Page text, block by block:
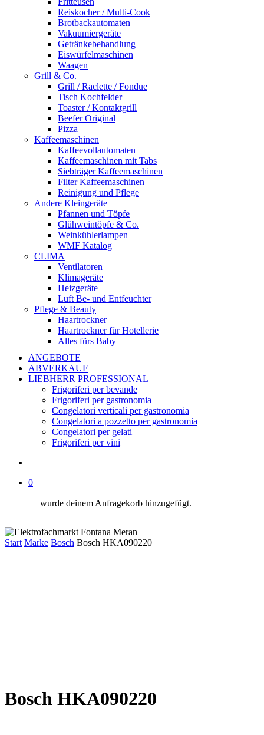
Reiskocher / Multi-Cook
Brotbackautomaten
Vakuumiergeräte
Getränkebehandlung
Eiswürfelmaschinen
Waagen
Grill & Co.
Grill / Raclette / Fondue
Tisch Kochfelder
Toaster / Kontaktgrill
Beefer Original
Pizza
Kaffeemaschinen
Kaffeevollautomaten
Kaffeemaschinen mit Tabs
Siebträger Kaffeemaschinen
Filter Kaffeemaschinen
Reinigung und Pflege
Andere Kleingeräte
Pfannen und Töpfe
Glühweintöpfe & Co.
Weinkühlerlampen
WMF Katalog
CLIMA
Ventilatoren
Klimageräte
Heizgeräte
Luft Be- und Entfeuchter
Pflege & Beauty
Haartrockner
Haartrockner für Hotellerie
Alles fürs Baby
ANGEBOTE
ABVERKAUF
LIEBHERR PROFESSIONAL
Frigoriferi per bevande
Frigoriferi per gastronomia
Congelatori verticali per gastronomia
Congelatori a pozzetto per gastronomia
Congelatori per gelati
Frigoriferi per vini
0
wurde deinem Anfragekorb hinzugefügt.
Start Marke Bosch Bosch HKA090220
Bosch HKA090220